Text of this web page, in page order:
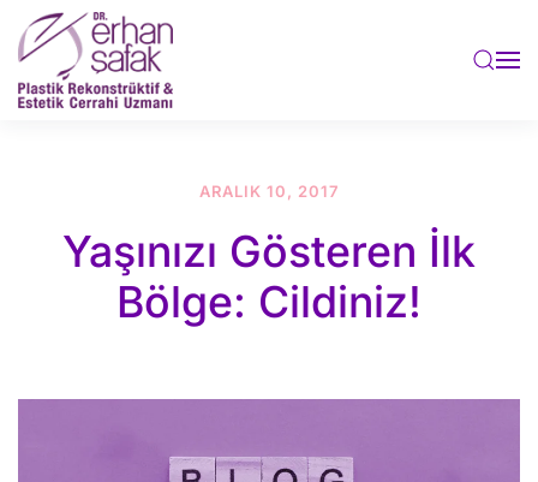
Skip to main content
ARALIK 10, 2017
Yaşınızı Gösteren İlk
Bölge: Cildiniz!